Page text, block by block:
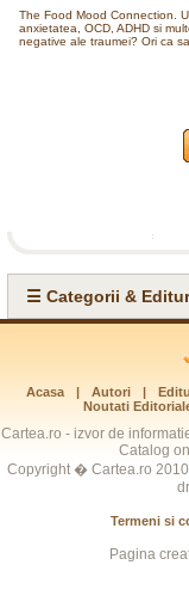
The Food Mood Connection.
anxietatea, OCD, ADHD si
negative ale traumei? Ori ca
☰ Categorii &
Acasa | Autori |
Noutati
Cartea.ro - izvor de
Catalog
Copyright � Cartea.ro
Termeni si
Pagina